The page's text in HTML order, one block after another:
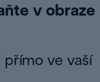
v obraze
přímo ve vaší